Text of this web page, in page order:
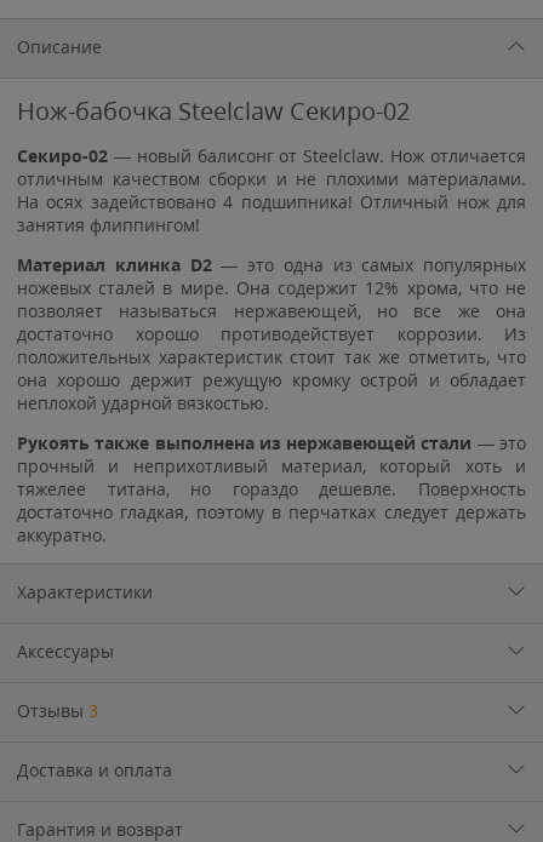
Описание
Нож-бабочка Steelclaw Секиро-02
Секиро-02 — новый балисонг от Steelclaw. Нож отличается
отличным качеством сборки и не плохими материалами.
На осях задействовано 4 подшипника! Отличный нож для
занятия флиппингом!
Материал клинка D2— это одна из самых популярных
ножевых сталей в мире. Она содержит 12% хрома, что не
позволяет называться нержавеющей, но все же она
достаточно хорошо противодействует коррозии. Из
положительных характеристик стоит так же отметить, что
она хорошо держит режущую кромку острой и обладает
неплохой ударной вязкостью.
Рукоять также выполнена из нержавеющей стали — это
прочный и неприхотливый материал, который хоть и
тяжелее титана, но гораздо дешевле. Поверхность
достаточно гладкая, поэтому в перчатках следует держать
аккуратно.
Характеристики
Аксессуары
Отзывы 3
Доставка и оплата
Гарантия и возврат